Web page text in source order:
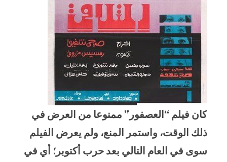
كان فيلم “العصفور” ممنوعا من العرض في
ذلك الوقت، واستمر المنع، ولم يعرض الفيلم
سوى في العام التالي بعد حرب أكتوبر؛ أي في